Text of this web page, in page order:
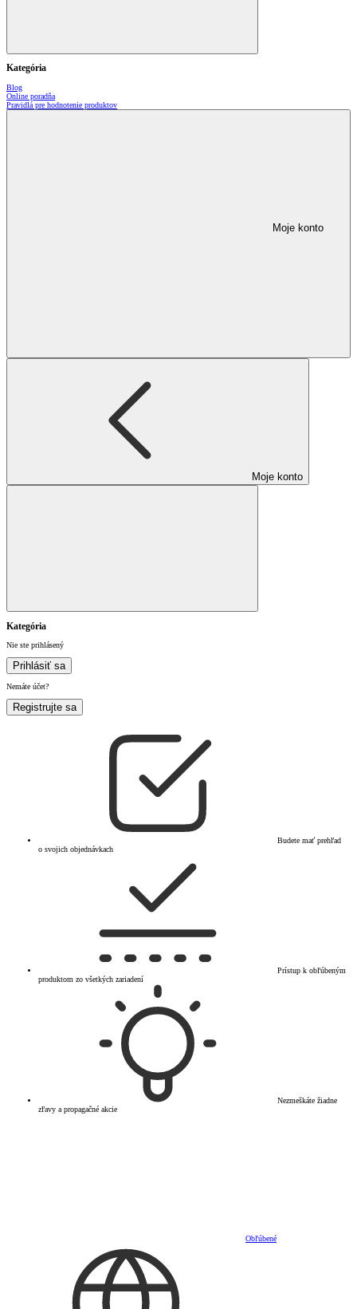
Kategória
Blog
Online poradňa
Pravidlá pre hodnotenie produktov
Moje konto
Moje konto
Kategória
Nie ste prihlásený
Prihlásiť sa
Nemáte účet?
Registrujte sa
Budete mať prehľad
o svojich objednávkach
Prístup k obľúbeným
produktom zo všetkých zariadení
Nezmeškáte žiadne
zľavy a propagačné akcie
Obľúbené